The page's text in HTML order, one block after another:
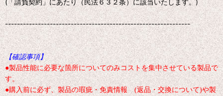
(「請負契約」にあたり（民法６３２条）に該当いたします。)
--------------------------------------------------------------
【確認事項】
●製品性能に必要な箇所についてのみコストを集中させている製品で
す。
●購入前に必ず、製品の瑕疵・免責情報 (返品・交換について)や製